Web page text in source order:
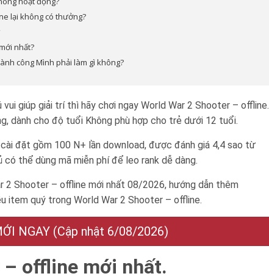
lại không có thưởng?
nhất?
công Mình phải làm gì không?
giúp giải trí thì hãy chơi ngay World War 2 Shooter – offline.
dành cho độ tuổi Không phù hợp cho trẻ dưới 12 tuổi.
đặt gồm 100 N+ lần download, được đánh giá 4,4 sao từ
thể dùng mã miễn phí để leo rank dễ dàng.
Shooter – offline mới nhất 08/2026, hướng dẫn thêm
item quý trong World War 2 Shooter – offline.
NGAY (Cập nhật 6/08/2026)
– offline mới nhất.